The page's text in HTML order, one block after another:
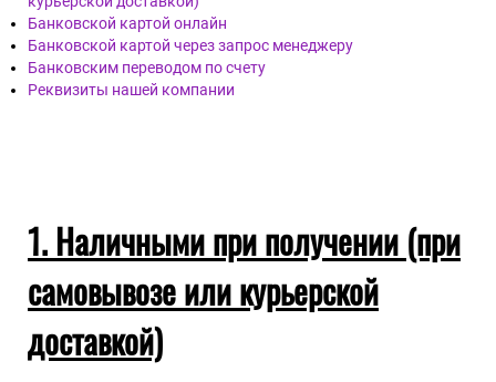
Банковской картой онлайн
Банковской картой через запрос менеджеру
Банковским переводом по счету
Реквизиты нашей компании
1. Наличными при получении (при
самовывозе или курьерской
доставкой)